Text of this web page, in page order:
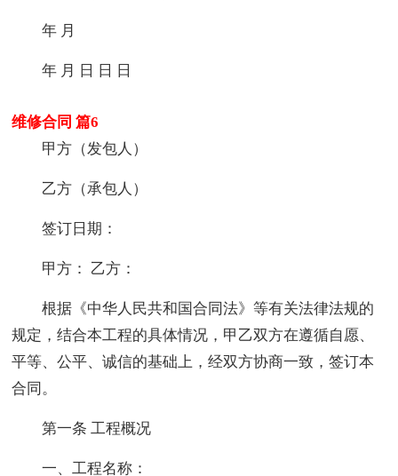
年 月
年 月 日 日 日
维修合同 篇6
甲方（发包人）
乙方（承包人）
签订日期：
甲方： 乙方：
根据《中华人民共和国合同法》等有关法律法规的
规定，结合本工程的具体情况，甲乙双方在遵循自愿、
平等、公平、诚信的基础上，经双方协商一致，签订本
合同。
第一条 工程概况
一、工程名称：